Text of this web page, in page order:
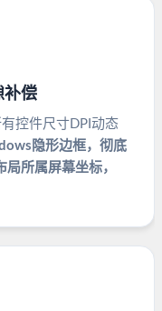
补偿
控件尺寸DPI动态
隐形边框，彻底
所属屏幕坐标，